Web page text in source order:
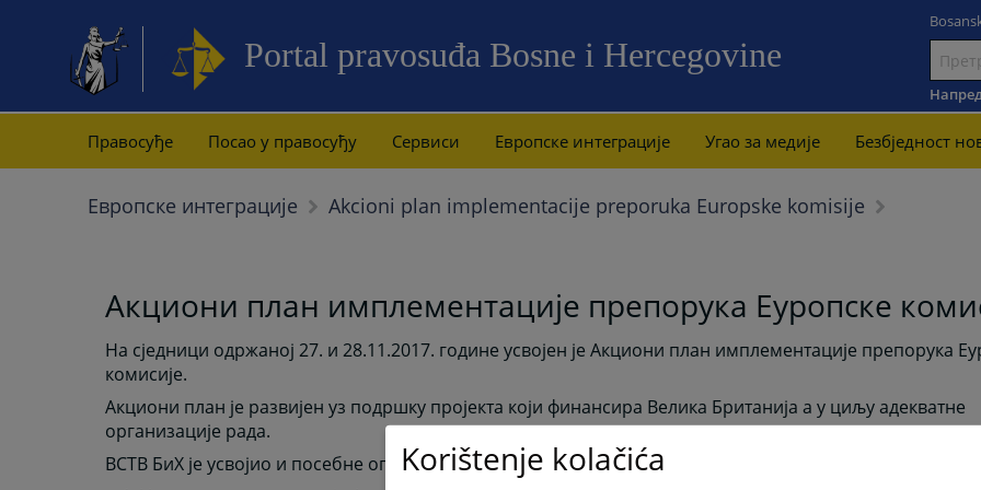
Portal pravosuđa Bosne i Hercegovine
садржај
Правосуђе Посао у правосуђу Сервиси Европске интеграције Угао за медије Безбjедност
Европске интеграције Akcioni plan implementacije preporuka Europske komisije
Акциони план имплементације препорука Еуропске
На сједници одржаној 27. и 28.11.2017. године усвојен је Акциони план имплементације препорука
комисије.
Акциони план је развијен уз подршку пројекта који финансира Велика Британија а у циљу адекватне
организације рада.
ВСТВ БиХ је усвојио и посебне оперативне закључке како слиједи
Korištenje kolačića